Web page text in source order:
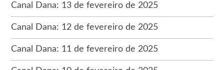
Canal Dana: 13 de fevereiro de 2025
Canal Dana: 12 de fevereiro de 2025
Canal Dana: 11 de fevereiro de 2025